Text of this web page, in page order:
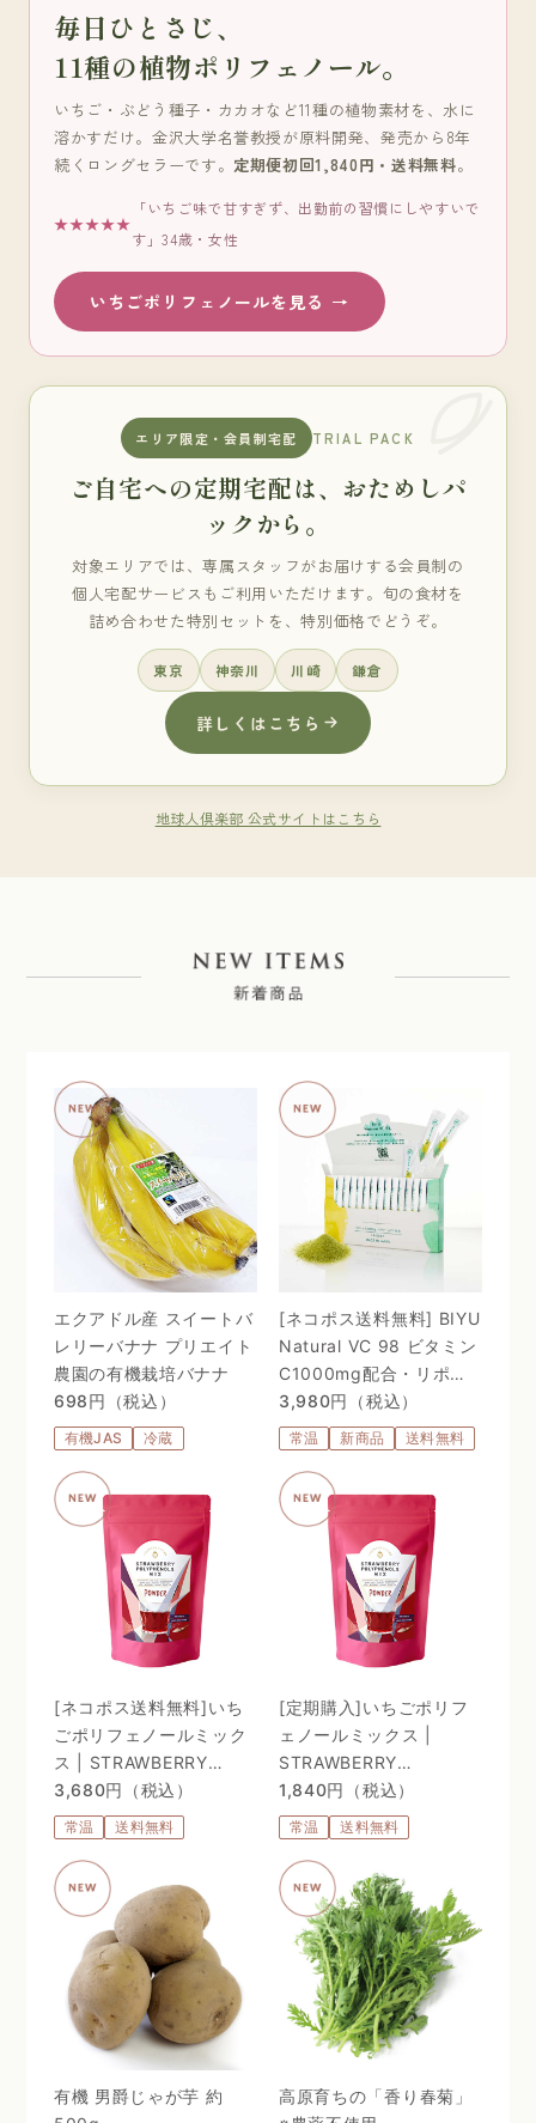
毎日ひとさじ、
11種の植物ポリフェノール。
いちご・ぶどう種子・カカオなど11種の植物素材を、水に
溶かすだけ。金沢大学名誉教授が原料開発、発売から8年
続くロングセラーです。 定期便初回1,840円・送料無料。
★★★★★
「いちご味で甘すぎず、出勤前の習慣にしやすいで
す」34歳・女性
いちごポリフェノールを見る →
エリア限定・会員制宅配 TRIAL PACK
ご自宅への定期宅配は、おためしパ
ックから。
対象エリアでは、専属スタッフがお届けする会員制の
個人宅配サービスもご利用いただけます。旬の食材を
詰め合わせた特別セットを、特別価格でどうぞ。
東京 神奈川 川崎 鎌倉
詳しくはこちら
地球人倶楽部 公式サイトはこちら
エクアドル産 スイートバ
レリーバナナ プリエイト
農園の有機栽培バナナ
698円（税込）
有機JAS 冷蔵
[ネコポス送料無料] BIYU
Natural VC 98 ビタミン
C1000mg配合・リポゾ
ームＶＣ配合〜 24時間、
体温を感じるビタミン
C。98%植物由来のリポ
ソーム処方 〜
3,980円（税込）
常温 新商品 送料無料
[ネコポス送料無料]いち
ごポリフェノールミック
ス | STRAWBERRY
POLYPHENOLS MIX
3,680円（税込）
常温 送料無料
[定期購入]いちごポリフ
ェノールミックス |
STRAWBERRY
POLYPHENOLS MIX
1,840円（税込）
常温 送料無料
有機 男爵じゃが芋 約
高原育ちの「香り春菊」